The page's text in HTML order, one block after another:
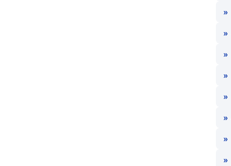
»
»
»
»
»
»
»
»